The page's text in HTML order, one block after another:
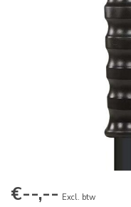
€--,-- Excl. btw